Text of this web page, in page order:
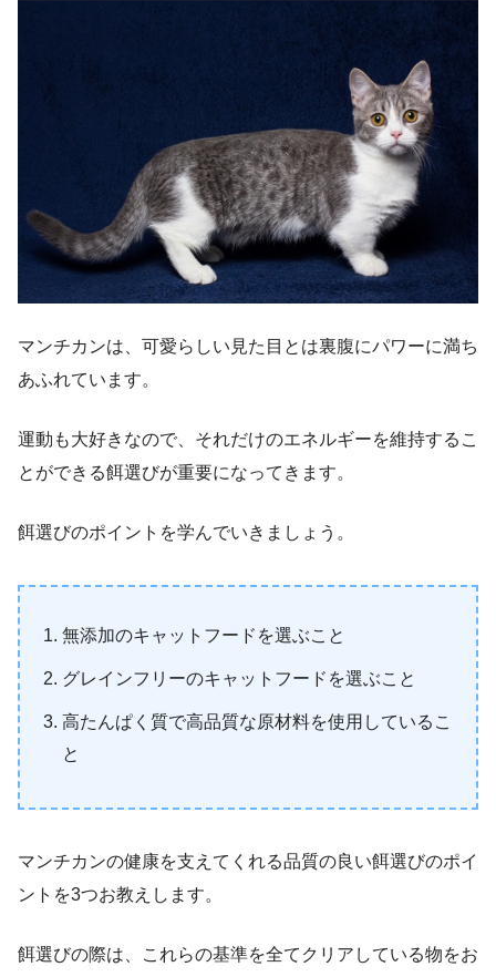
マンチカンは、可愛らしい見た目とは裏腹にパワーに満ち
あふれています。
運動も大好きなので、それだけのエネルギーを維持するこ
とができる餌選びが重要になってきます。
餌選びのポイントを学んでいきましょう。
無添加のキャットフードを選ぶこと
グレインフリーのキャットフードを選ぶこと
高たんぱく質で高品質な原材料を使用しているこ
と
マンチカンの健康を支えてくれる品質の良い餌選びのポイ
ントを3つお教えします。
餌選びの際は、これらの基準を全てクリアしている物をお